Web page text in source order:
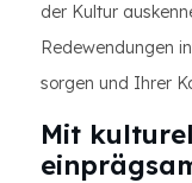
der Kultur
Redewendungen
sorgen und Ihrer
Mit